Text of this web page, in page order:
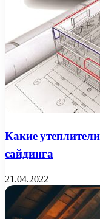
Какие
сайдинга
21.04.2022